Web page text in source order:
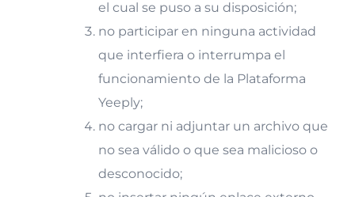
el cual se puso a su disposición;
no participar en ninguna actividad
que interfiera o interrumpa el
funcionamiento de la Plataforma
Yeeply;
no cargar ni adjuntar un archivo que
no sea válido o que sea malicioso o
desconocido;